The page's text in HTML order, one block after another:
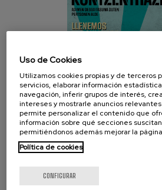
REDES SOCIALES
Uso de Cookies
Utilizamos cookies propias y de terceros
servicios, elaborar información
navegación, inferir grupos de interés,
intereses y mostrarle anuncios
permite personalizar el contenido que
información sobre qué secciones
permitiéndonos además mejorar la
Política de cookies
CONFIGURAR